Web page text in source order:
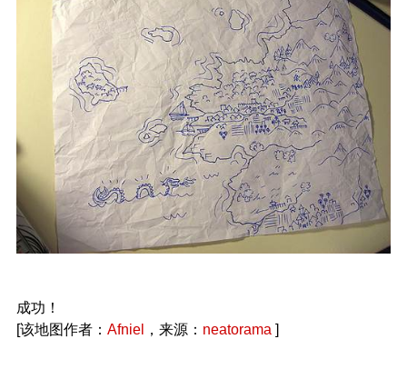
成功！
[该地图作者： Afniel ，来源： neatorama ]